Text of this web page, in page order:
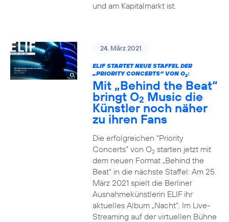
und am Kapitalmarkt ist.
24. März 2021
ELIF STARTET NEUE STAFFEL DER
„PRIORITY CONCERTS“ VON O2:
Mit „Behind the Beat“
bringt O2 Music die
Künstler noch näher
zu ihren Fans
Die erfolgreichen “Priority
Concerts” von O2starten jetzt mit
dem neuen Format „Behind the
Beat“ in die nächste Staffel: Am 25.
März 2021 spielt die Berliner
Ausnahmekünstlerin ELIF ihr
aktuelles Album „Nacht“. Im Live-
Streaming auf der virtuellen Bühne